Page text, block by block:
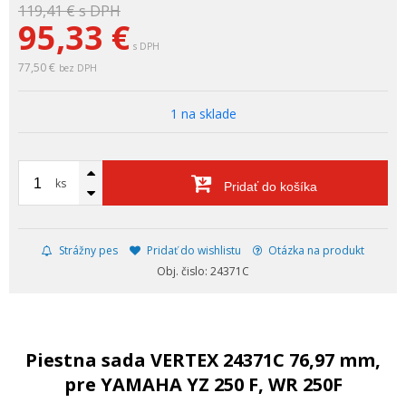
119,41 €s DPH
95,33 € s DPH
77,50 € bez DPH
1 na sklade
ks Pridať do košíka
Strážny pes Pridať do wishlistu
Otázka na produkt
Obj. čislo: 24371C
Piestna sada VERTEX 24371C 76,97 mm,
pre YAMAHA YZ 250 F, WR 250F